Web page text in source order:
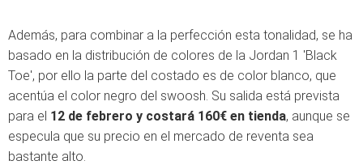
Además, para combinar a la perfección esta tonalidad, se ha
basado en la distribución de colores de la Jordan 1 'Black
Toe', por ello la parte del costado es de color blanco, que
acentúa el color negro del swoosh. Su salida está prevista
para el 12 de febrero y costará 160€ en tienda, aunque se
especula que su precio en el mercado de reventa sea
bastante alto.